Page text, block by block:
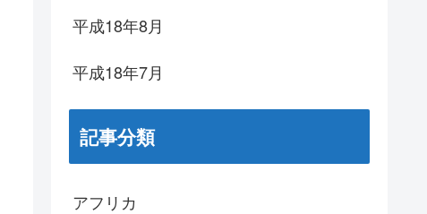
平成18年8月
平成18年7月
記事分類
アフリカ